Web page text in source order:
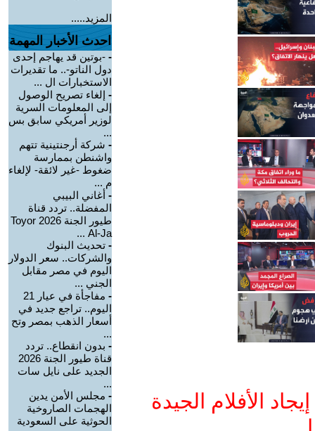
الأفلام الجيدة
المزيد.....
احدث الأخبار المهمة
- -بوتين قد يهاجم إحدى
دول الناتو-.. ما تقديرات
الاستخبارات ال ...
- إلغاء تصريح الوصول
إلى المعلومات السرية
لوزير أمريكي سابق بس
...
- شركة أرجنتينية تتهم
واشنطن بممارسة
ضغوط -غير لائقة- لإلغاء
م ...
- أغاني البيبي
المفضلة.. تردد قناة
طيور الجنة 2026 Toyor
Al-Ja ...
- تحديث البنوك
والشركات.. سعر الدولار
اليوم في مصر مقابل
الجني ...
-
مفاجأة في عيار 21
اليوم.. تراجع جديد في
أسعار الذهب بمصر وتح
...
- بدون انقطاع.. تردد
قناة طيور الجنة 2026
الجديد على نايل سات
...
- مجلس الأمن يدين
الهجمات الصاروخية
الحوثية على السعودية